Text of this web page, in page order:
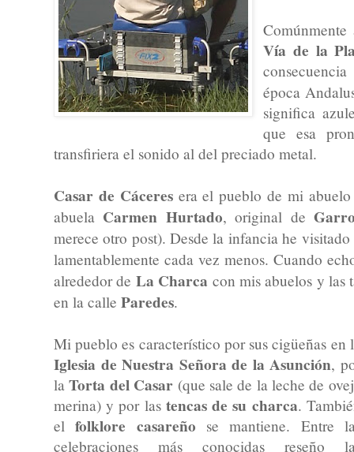
Vía de la
época
significa
que esa
transfiriera el sonido al del preciado metal.
Casar de Cáceresera el pueblo de mi
abuela Carmen Hurtado, original de
merece otro post). Desde la infancia he
lamentablemente cada vez menos. Cuando
alrededor de La Charca con mis abuelos y
en la calle Paredes.
Mi pueblo es característico por sus cigüeñas en
Iglesia de Nuestra Señora de la Asunción,
laTorta del Casar (que sale de la leche de
merina) y por las tencas de su charca.
el folklore casareño se mantiene. Entre
celebraciones más conocidas reseño